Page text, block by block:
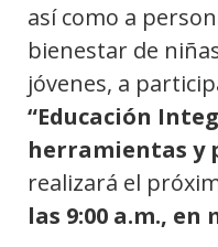
así como a
bienestar de
jóvenes, a
“Educación
herramientas y
realizará el
las 9:00 a.m.,